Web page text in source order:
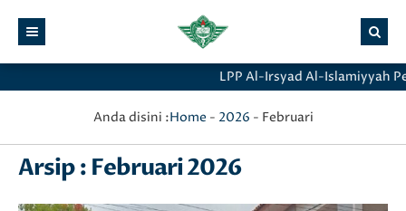
LPP Al-Irsyad Al-Islamiyyah
Anda disini :Home - 2026 - Februari
Arsip : Februari 2026